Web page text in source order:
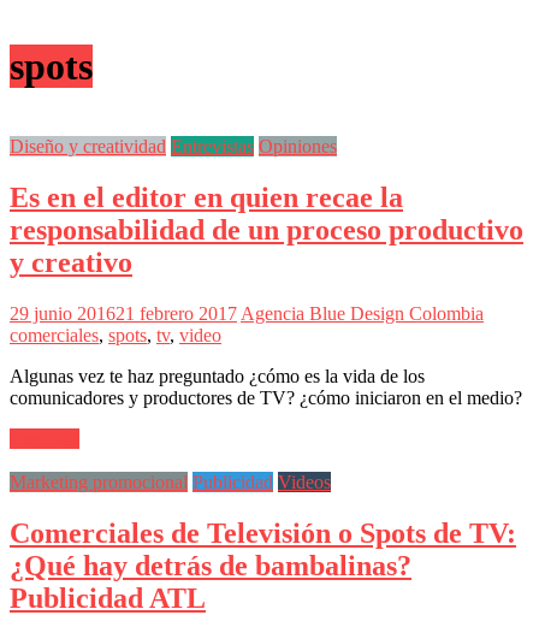
iBlue
Marketing
|
de
Publicidad,
y
Medios
de
la
Agencia
Blue
Design
Colombia
y
sus
en
Latina
Una
mirada
estratégica
y
versátil
spots
Diseño y creatividad Entrevistas Opiniones
Es en el editor en quien recae la
responsabilidad de un proceso productivo
y creativo
29 junio 201621 febrero 2017 Agencia Blue Design Colombia
comerciales, spots, tv, video
Algunas vez te haz preguntado ¿cómo es la vida de los
comunicadores y productores de TV? ¿cómo iniciaron en el medio?
Marketing promocional Publicidad Videos
Comerciales de Televisión o Spots de TV:
¿Qué hay detrás de bambalinas?
Publicidad ATL